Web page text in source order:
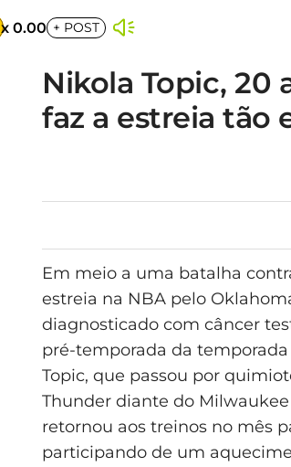
x 0.00 + POST
Nikola Topic, 20
faz a estreia tão
Em meio a uma batalha
estreia na NBA pelo
diagnosticado com câncer
pré-temporada da temporada
Topic, que passou por
Thunder diante do
retornou aos treinos no mês
participando de um